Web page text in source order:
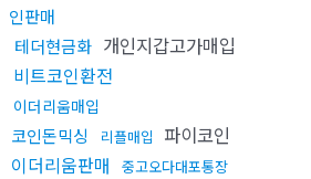
인판매
테더현금화 개인지갑고가매입
비트코인환전
이더리움매입
코인돈믹싱 리플매입
파이코인
이더리움판매
중고오다대포통장